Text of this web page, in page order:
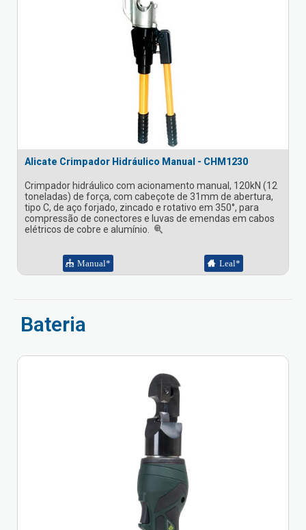
Alicate Crimpador Hidráulico Manual - CHM1230
Crimpador hidráulico com acionamento manual, 120kN (12
toneladas) de força, com cabeçote de 31mm de abertura,
tipo C, de aço forjado, zincado e rotativo em 350°, para
compressão de conectores e luvas de emendas em cabos
elétricos de cobre e alumínio.
Manual* Leal*
Bateria